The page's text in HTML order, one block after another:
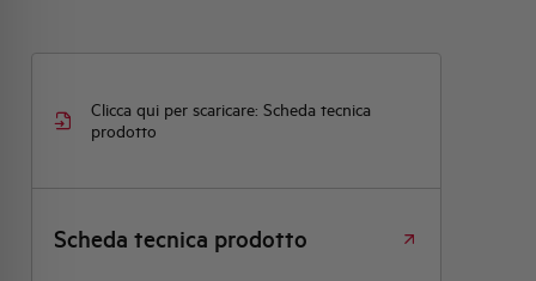
Clicca qui per scaricare: Scheda tecnica
prodotto
Scheda tecnica prodotto